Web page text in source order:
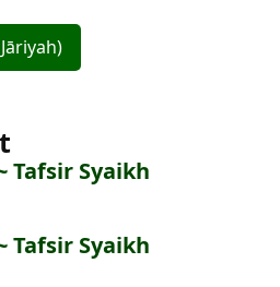
Tafsir Syaikh
Tafsir Syaikh